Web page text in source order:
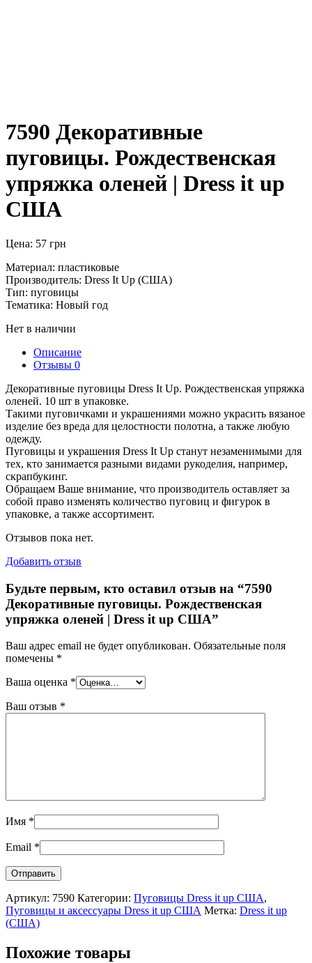
7590 Декоративные
пуговицы. Рождественская
упряжка оленей | Dress it up
США
Цена: 57 грн
Материал: пластиковые
Производитель: Dress It Up (США)
Тип: пуговицы
Тематика: Новый год
Нет в наличии
Описание
Отзывы 0
Декоративные пуговицы Dress It Up. Рождественская упряжка
оленей. 10 шт в упаковке.
Такими пуговичками и украшениями можно украсить вязаное
изделие без вреда для целостности полотна, а также любую
одежду.
Пуговицы и украшения Dress It Up станут незаменимыми для
тех, кто занимается разными видами рукоделия, например,
скрапбукинг.
Обращаем Ваше внимание, что производитель оставляет за
собой право изменять количество пуговиц и фигурок в
упаковке, а также ассортимент.
Отзывов пока нет.
Добавить отзыв
Будьте первым, кто оставил отзыв на “7590
Декоративные пуговицы. Рождественская
упряжка оленей | Dress it up США”
Ваш адрес email не будет опубликован. Обязательные поля
помечены *
Ваша оценка *
Ваш отзыв *
Имя *
Email *
Артикул: 7590 Категории: Пуговицы Dress it up США,
Пуговицы и аксессуары Dress it up США Метка: Dress it up
(США)
Похожие товары